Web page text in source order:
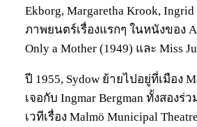
Ekborg, Margaretha Krook,
ภาพยนตร์เรื่องแรกๆ ในหนังของ
Only a Mother (1949) และ Miss
ปี 1955, Sydow ย้ายไปอยู่ที่เมือง
เจอกับ Ingmar Bergman ทั้งสองร่
เวทีเรื่อง Malmö Municipal